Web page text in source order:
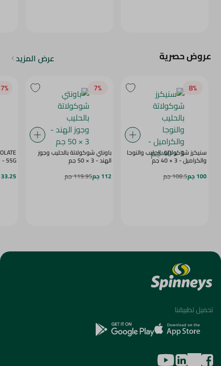
عروض حصرية عرض المزيد
8‎%‎
سنيكرز شوكولاتة بالحليب والنوجا
والكراميل - 3 × 40 جم
100 جم
108.5 جم
7‎%‎
باونتي شوكولاتة بالحليب وجوز
الهند - 3 × 50 جم
112 جم
119.95 جم
BERRY - 55G
33.25 جم
تحميل تطبيقنا